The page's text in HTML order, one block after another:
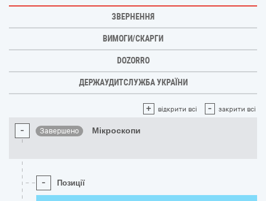
ЗВЕРНЕННЯ
ВИМОГИ/СКАРГИ
DOZORRO
ДЕРЖАУДИТСЛУЖБА УКРАЇНИ
+ відкрити всі - закрити всі
- Завершено Мікроскопи
- Позиції